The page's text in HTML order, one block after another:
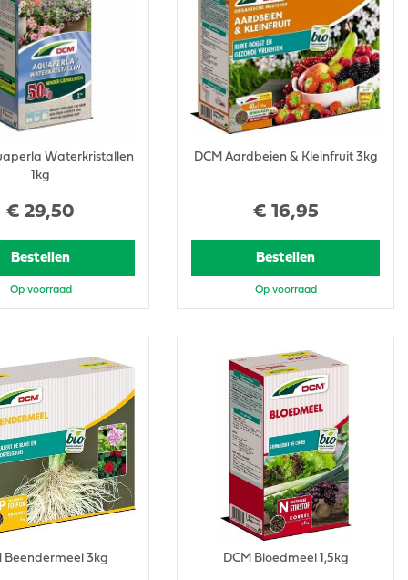
€ 29,50
Waterkristallen
1kg
Bestellen
Op voorraad
€ 16,95
DCM Aardbeien & Kleinfruit 3kg
Bestellen
Op voorraad
Beendermeel 3kg DCM Bloedmeel 1,5kg